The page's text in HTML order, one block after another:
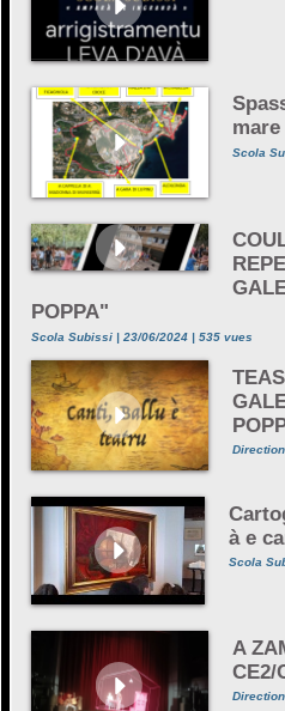
Scola
POPPA"
Scola Subissi | 23/06/2024 | 535 vues
à e
Scola
A
CE2/